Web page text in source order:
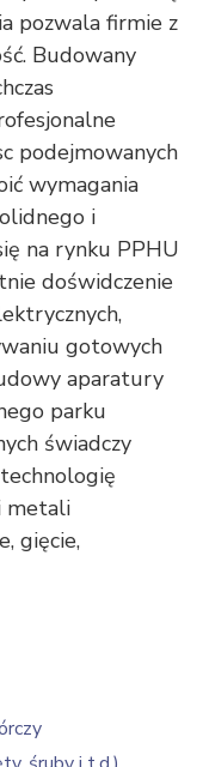
pozwala firmie z
Budowany
podejmowanych
wymagania
i
na rynku PPHU
doświdczenie
gotowych
aparatury
parku
świadczy
metali
gięcie,